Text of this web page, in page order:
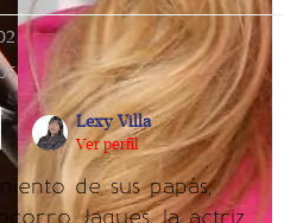
|
Lexy Villa
Ver perfil
de sus papás,
Jaques, la actriz